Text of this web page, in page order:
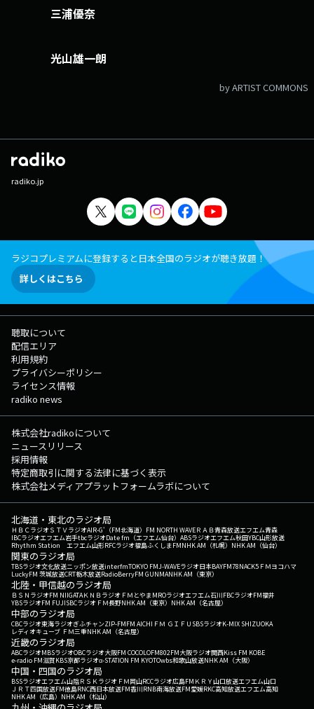
三浦優奈
光山雄一朗
by ARTIST COMMONS
radiko.jp
ラジコプレミアムに登録すると日本全国のラジオが聴き放題！
詳しくはこちら
聴取について
配信エリア
利用規約
プライバシーポリシー
ライセンス情報
radiko news
株式会社radikoについて
ニュースリリース
採用情報
特定商取引に関する法律に基づく表示
株式会社メディアプラットフォームラボについて
北海道・東北のラジオ局
ＨＢＣラジオＳＴＶラジオAIR-G'（FM北海道） FM NORTH WAVEＲＡＢ青森放送エフエム青森
IBCラジオエフエム岩手tbcラジオDate fm（エフエム仙台） ABSラジオエフエム秋田YBC山形放送
Rhythm Station エフエム山形RFCラジオ福島ふくしまFMNHK AM（札幌） NHK AM（仙台）
関東のラジオ局
TBSラジオ文化放送ニッポン放送interfmTOKYO FMJ-WAVEラジオ日本BAYFM78NACK5 ＦＭヨコハマ
LuckyFM 茨城放送CRT栃木放送RadioBerryFM GUNMANHK AM（東京）
北陸・甲信越のラジオ局
ＢＳＮラジオFM NIIGATAＫＮＢラジオ ＦＭとやまMROラジオエフエム石川FBCラジオFM福井
YBSラジオFM FUJISBCラジオ ＦＭ長野NHK AM（東京） NHK AM（名古屋）
中部のラジオ局
CBCラジオ東海ラジオぎふチャンZIP-FMFM AICHI ＦＭ ＧＩＦＵ SBSラジオK-MIX SHIZUOKA
レディオキューブ ＦＭ三重NHK AM（名古屋）
近畿のラジオ局
ABCラジオMBSラジオOBCラジオ大阪FM COCOLOFM802FM大阪ラジオ関西Kiss FM KOBE
e-radio FM滋賀KBS京都ラジオα-STATION FM KYOTOwbs和歌山放送NHK AM（大阪）
中国・四国のラジオ局
BSSラジオエフエム山陰ＲＳＫラジオ ＦＭ岡山RCCラジオ広島FM ＫＲＹ山口放送エフエム山口
ＪＲＴ四国放送FM徳島RNC西日本放送FM香川RNB南海放送FM愛媛RKC高知放送エフエム高知
NHK AM（広島） NHK AM（松山）